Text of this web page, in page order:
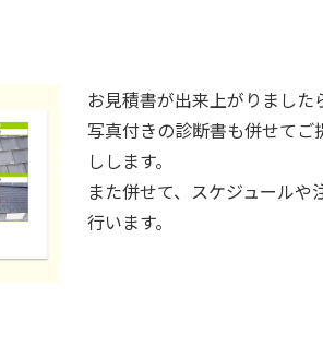
お見積書が出来上がりました
写真付きの診断書も併せて
しします。
また併せて、スケジュール
行います。